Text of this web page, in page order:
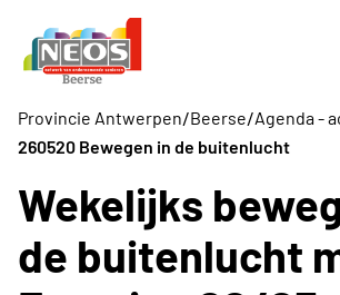
Provincie Antwerpen/Beerse/Agenda -
260520 Bewegen in de buitenlucht
Wekelijks
de buitenlucht